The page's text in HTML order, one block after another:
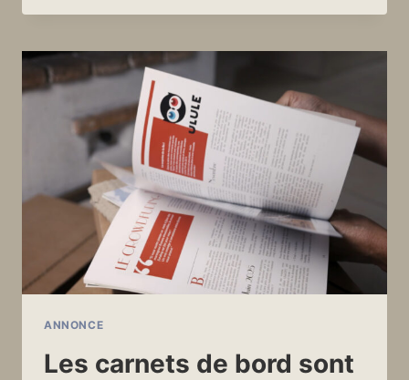
POINT
L’AVANCEMENT
DU
FILM
ANNONCE
Les carnets de bord sont